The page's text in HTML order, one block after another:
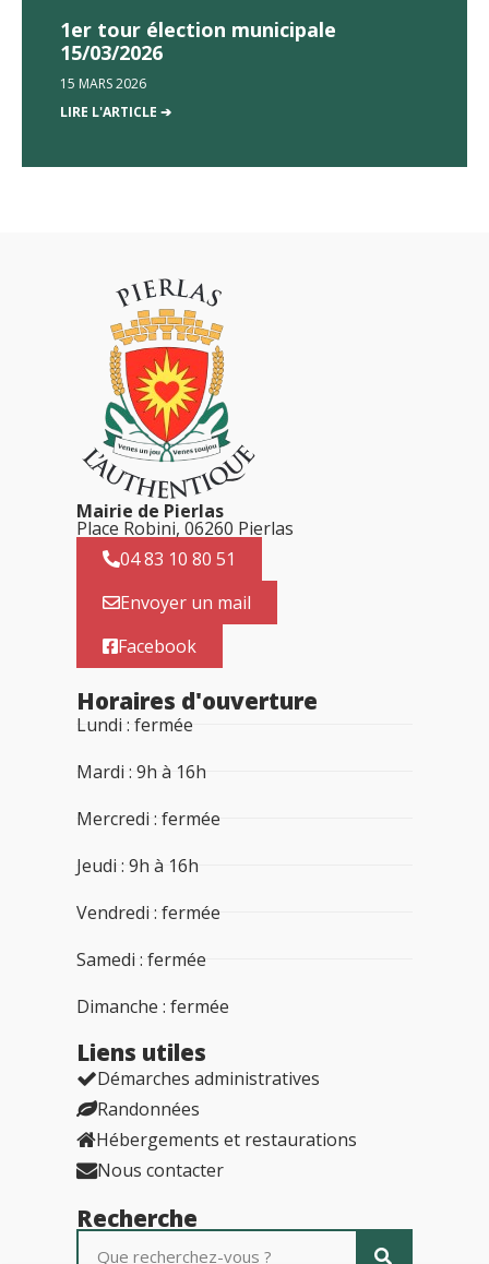
1er tour élection municipale
15/03/2026
15 MARS 2026
LIRE L'ARTICLE ➔
Mairie de Pierlas
Place Robini, 06260 Pierlas
04 83 10 80 51
Envoyer un mail
Facebook
Horaires d'ouverture
Lundi : fermée
Mardi : 9h à 16h
Mercredi : fermée
Jeudi : 9h à 16h
Vendredi : fermée
Samedi : fermée
Dimanche : fermée
Liens utiles​
Démarches administratives
Randonnées
Hébergements et restaurations
Nous contacter
Recherche